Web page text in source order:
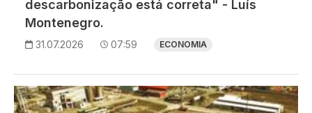
descarbonização está correta" - Luís
Montenegro.
31.07.2026 07:59 ECONOMIA
Imagem